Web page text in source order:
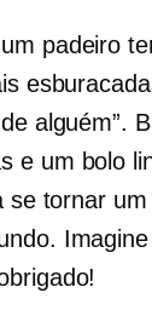
padeiro
alguém”.
e um bolo
se tornar